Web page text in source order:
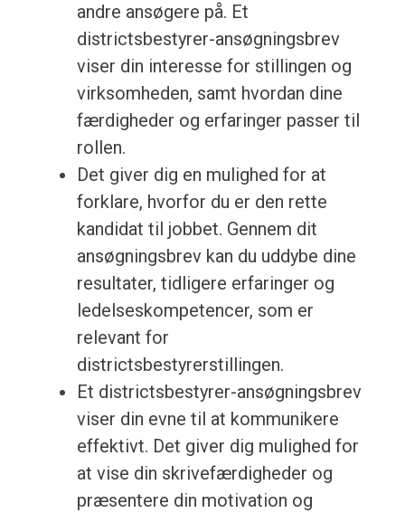
andre ansøgere på. Et
districtsbestyrer-ansøgningsbrev
viser din interesse for stillingen og
virksomheden, samt hvordan dine
færdigheder og erfaringer passer til
rollen.
Det giver dig en mulighed for at
forklare, hvorfor du er den rette
kandidat til jobbet. Gennem dit
ansøgningsbrev kan du uddybe dine
resultater, tidligere erfaringer og
ledelseskompetencer, som er
relevant for
districtsbestyrerstillingen.
Et districtsbestyrer-ansøgningsbrev
viser din evne til at kommunikere
effektivt. Det giver dig mulighed for
at vise din skrivefærdigheder og
præsentere din motivation og